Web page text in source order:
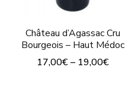
sur
la
page
du
Château d’Agassac Cru
Bourgeois – Haut Médoc
17,00€– 19,00€